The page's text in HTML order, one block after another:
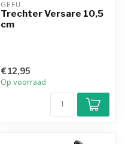
GEFU
Trechter Versare 10,5
cm
€12,95
Op voorraad